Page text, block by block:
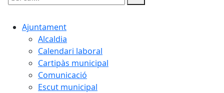
Cercar:
Ajuntament
Alcaldia
Calendari laboral
Cartipàs municipal
Comunicació
Escut municipal